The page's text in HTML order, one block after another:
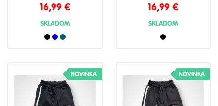
16,99 €
SKLADOM
16,99€
SKLADOM
NOVINKA NOVINKA